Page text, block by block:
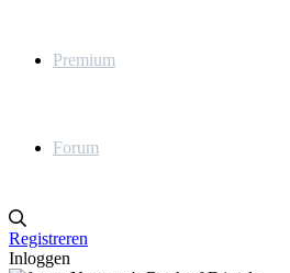
Premium
Forum
Registreren
Inloggen